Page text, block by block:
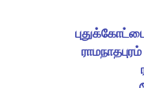
ராமநாதபுரம்